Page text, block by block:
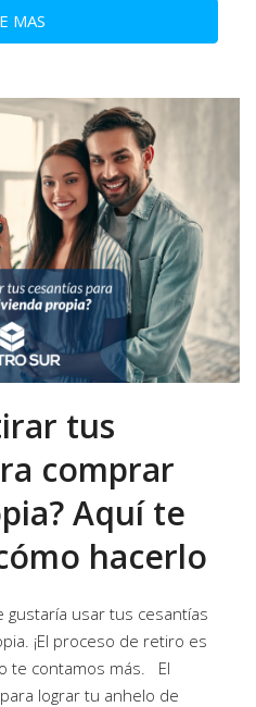
MAS
tus
comprar
Aquí te
hacerlo
usar tus cesantías
¡El proceso de retiro es
te contamos más. El
lograr tu anhelo de